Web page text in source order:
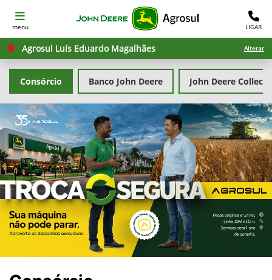
menu LIGAR
Agrosul Luís Eduardo Magalhães Alterar
Banco John Deere
Consórcio John Deere